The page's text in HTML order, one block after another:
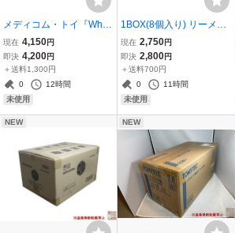
メディコム・トイ『Wher
e the Wild Things Are か
いじゅうたちのいるとこ
ろ』5種セット☆新品未開
封
現在 4,150円
即決 4,200円
＋送料1,300円
0
12時間
未使用
1BOX(8個入り) リーメン
ト『初音ミクシリーズ ま
いにち39♪コンビニライ
フ』新品未開封
現在 2,750円
即決 2,800円
＋送料700円
0
11時間
未使用
NEW NEW